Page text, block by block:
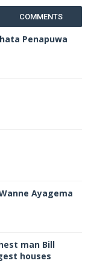
COMMENTS
Penapuwa
Ayagema
man Bill
houses